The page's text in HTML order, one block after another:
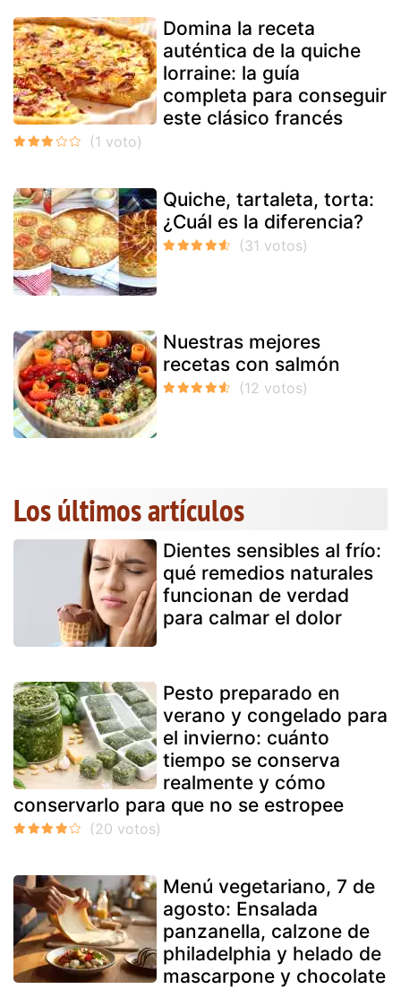
Domina la receta
auténtica de la quiche
lorraine: la guía
completa para conseguir
este clásico francés
Quiche, tartaleta, torta:
¿Cuál es la diferencia?
Nuestras mejores
recetas con salmón
Los últimos artículos
Dientes sensibles al frío:
qué remedios naturales
funcionan de verdad
para calmar el dolor
Pesto preparado en
verano y congelado para
el invierno: cuánto
tiempo se conserva
realmente y cómo
conservarlo para que no se estropee
Menú vegetariano, 7 de
agosto: Ensalada
panzanella, calzone de
philadelphia y helado de
mascarpone y chocolate